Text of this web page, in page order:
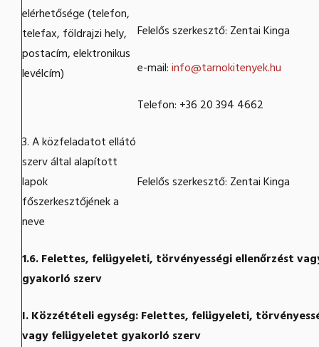
elérhetősége (telefon,
telefax, földrajzi hely,
postacím, elektronikus
levélcím)
Felelős szerkesztő: Zentai Kinga
e-mail:info@tarnokitenyek.hu
Telefon: +36 20 394 4662
3. A közfeladatot ellátó
szerv által alapított
lapok
főszerkesztőjének a
neve
Felelős szerkesztő: Zentai Kinga
1.6. Felettes, felügyeleti, törvényességi ellenőrzést
gyakorló szerv
I. Közzétételi egység: Felettes, felügyeleti,
vagy felügyeletet gyakorló szerv